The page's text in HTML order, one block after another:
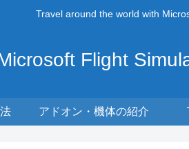
Travel around the world with
Flight
アドオン・機体の紹介